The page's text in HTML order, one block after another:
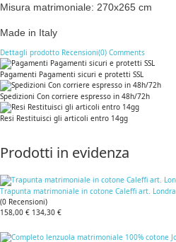
Misura matrimoniale: 270x265 cm
Made in Italy
Dettagli prodotto Recensioni(0) Comments
Pagamenti Pagamenti sicuri e protetti SSL
Spedizioni Con corriere espresso in 48h/72h
Resi Restituisci gli articoli entro 14gg
Prodotti in evidenza
Trapunta matrimoniale in cotone Caleffi art. Londra
(0 Recensioni)
158,00 € 134,30 €